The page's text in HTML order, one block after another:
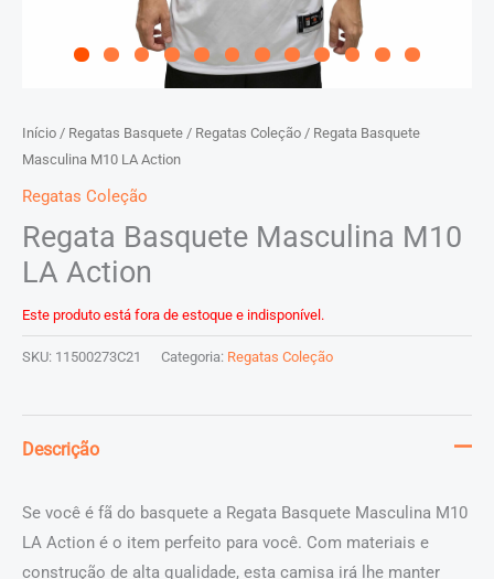
Início / Regatas Basquete / Regatas Coleção / Regata Basquete
Masculina M10 LA Action
Regatas Coleção
Regata Basquete Masculina M10
LA Action
Este produto está fora de estoque e indisponível.
SKU: 11500273C21 Categoria: Regatas Coleção
Descrição
Se você é fã do basquete a Regata Basquete Masculina M10
LA Action é o item perfeito para você. Com materiais e
construção de alta qualidade, esta camisa irá lhe manter